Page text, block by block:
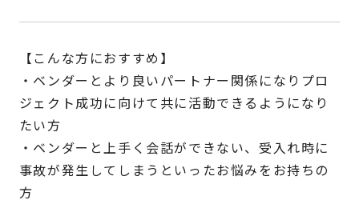
【こんな方におすすめ】
・ベンダーとより良いパートナー関係になりプロ
ジェクト成功に向けて共に活動できるようになり
たい方
・ベンダーと上手く会話ができない、受入れ時に
事故が発生してしまうといったお悩みをお持ちの
方